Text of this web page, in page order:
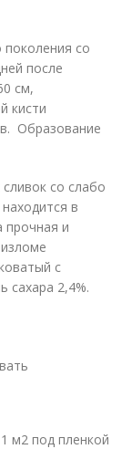
поколения со
после
см,
кисти
Образование
со слабо
в
прочная и
с
2,4%.
м2 под пленкой